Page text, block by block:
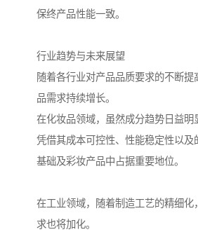
保终产品性能一致。
行业趋势与未来展望
随着各行业对产品品质要求的不断提
品需求持续增长。
在化妆品领域，虽然成分趋势日益明
凭借其成本可控性、性能稳定性以及
基础及彩妆产品中占据重要地位。
在工业领域，随着制造工艺的精细化
求也将加化。